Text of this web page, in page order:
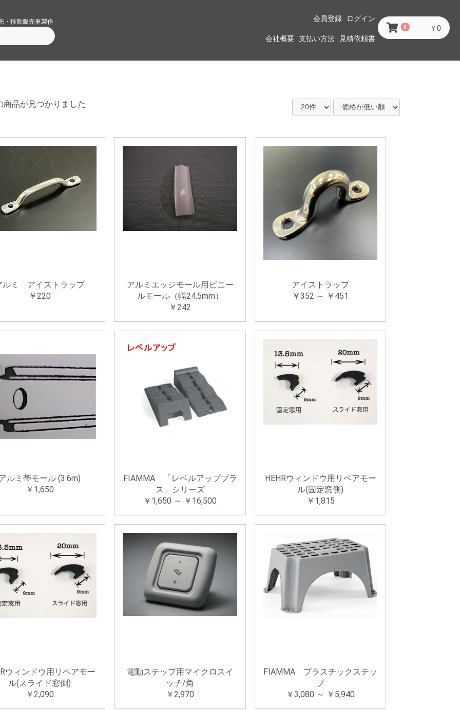
・移動販売車製作 会員登録 ログイン
会社概要 支払い方法 見積依頼書
0 ￥0
商品が見つかりました
ルミ アイストラップ
￥220
アルミエッジモール用ビニー
ルモール（幅24.5mm）
￥242
アイストラップ
￥352 ～ ￥451
ルミ帯モール (3.6m)
￥1,650
FIAMMA 「レベルアッププラ
ス」シリーズ
￥1,650 ～ ￥16,500
HEHRウィンドウ用リペアモー
ル(固定窓側)
￥1,815
ウィンドウ用リペアモー
ル(スライド窓側)
￥2,090
電動ステップ用マイクロスイ
ッチ/角
￥2,970
FIAMMA プラスチックステッ
プ
￥3,080 ～ ￥5,940